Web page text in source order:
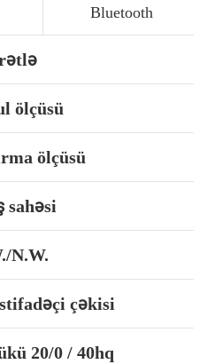
Bluetooth
ölçüsü
ölçüsü
sahəsi
N.W.
çəkisi
20/0 / 40hq